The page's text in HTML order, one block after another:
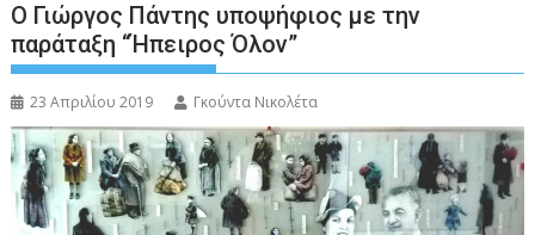
Ο Γιώργος Πάντης υποψήφιος με την
παράταξη “Ήπειρος Όλον”
23 Απριλίου 2019 Γκούντα Νικολέτα